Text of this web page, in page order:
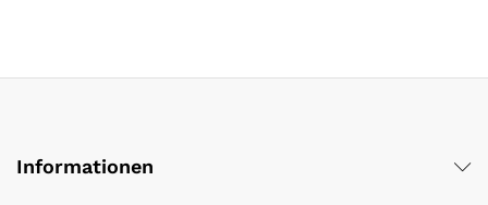
Informationen